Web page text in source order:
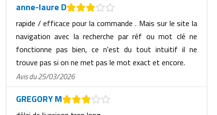
anne-laure D
rapide / efficace pour la commande . Mais sur le site la
navigation avec la recherche par réf ou mot clé ne
fonctionne pas bien, ce n'est du tout intuitif il ne
trouve pas si on ne met pas le mot exact et encore.
Avis du 25/03/2026
GREGORY M